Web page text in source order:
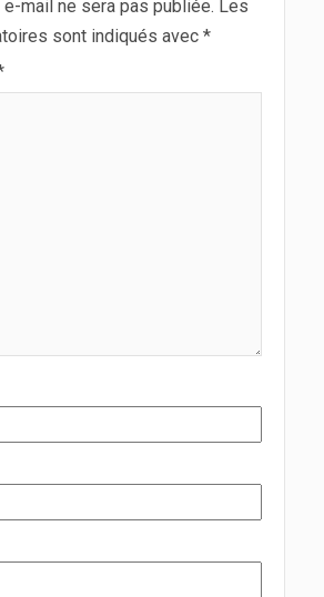
mail ne sera pas publiée. Les
sont indiqués avec *